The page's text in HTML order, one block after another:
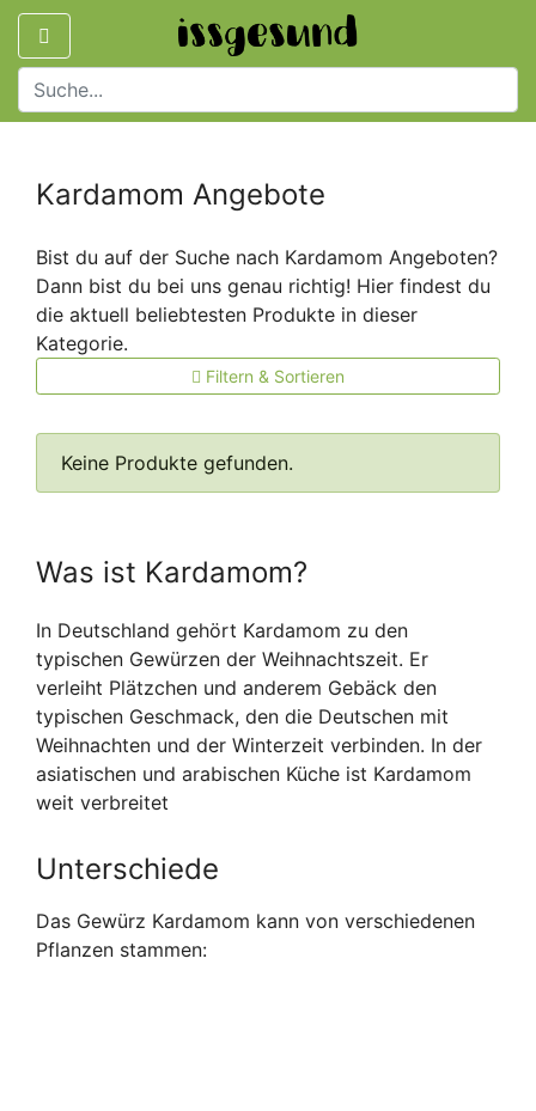
Kardamom Angebote
Bist du auf der Suche nach Kardamom Angeboten?
Dann bist du bei uns genau richtig! Hier findest du
die aktuell beliebtesten Produkte in dieser
Kategorie.
Filtern & Sortieren
Keine Produkte gefunden.
Was ist Kardamom?
In Deutschland gehört Kardamom zu den
typischen Gewürzen der Weihnachtszeit. Er
verleiht Plätzchen und anderem Gebäck den
typischen Geschmack, den die Deutschen mit
Weihnachten und der Winterzeit verbinden. In der
asiatischen und arabischen Küche ist Kardamom
weit verbreitet
Unterschiede
Das Gewürz Kardamom kann von verschiedenen
Pflanzen stammen: